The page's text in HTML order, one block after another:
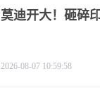
莫迪开大！砸碎
2026-08-07 10:59:58